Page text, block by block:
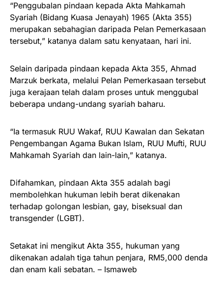
“Penggubalan pindaan kepada Akta Mahkamah
Syariah (Bidang Kuasa Jenayah) 1965 (Akta 355)
merupakan sebahagian daripada Pelan Pemerkasaan
tersebut,” katanya dalam satu kenyataan, hari ini.
Selain daripada pindaan kepada Akta 355, Ahmad
Marzuk berkata, melalui Pelan Pemerkasaan tersebut
juga kerajaan telah dalam proses untuk menggubal
beberapa undang-undang syariah baharu.
“Ia termasuk RUU Wakaf, RUU Kawalan dan Sekatan
Pengembangan Agama Bukan Islam, RUU Mufti, RUU
Mahkamah Syariah dan lain-lain,” katanya.
Difahamkan, pindaan Akta 355 adalah bagi
membolehkan hukuman lebih berat dikenakan
terhadap golongan lesbian, gay, biseksual dan
transgender (LGBT).
Setakat ini mengikut Akta 355, hukuman yang
dikenakan adalah tiga tahun penjara, RM5,000 denda
dan enam kali sebatan. – Ismaweb